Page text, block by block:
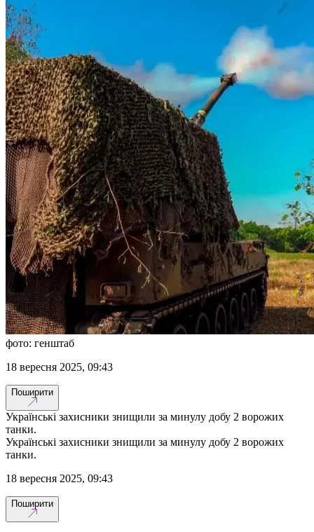
фото: генштаб
18 вересня 2025, 09:43
Поширити
Українські захисники знищили за минулу добу 2 ворожих
танки.
Українські захисники знищили за минулу добу 2 ворожих
танки.
18 вересня 2025, 09:43
Поширити